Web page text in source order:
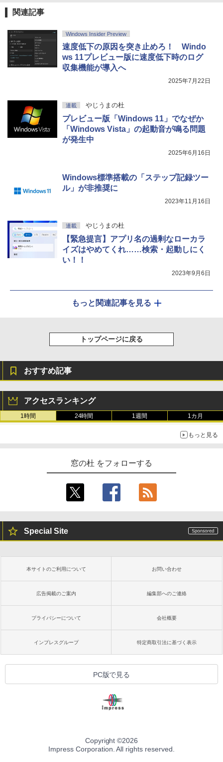
関連記事
Windows Insider Preview
速度低下の原因を突き止めろ！ Windo
ws 11プレビュー版に速度低下時のログ
収集機能が導入へ
2025年7月22日
連載 やじうまの杜
プレビュー版「Windows 11」でなぜか
「Windows Vista」の起動音が鳴る問題
が発生中
2025年6月16日
Windows標準搭載の「ステップ記録ツー
ル」が非推奨に
2023年11月16日
連載 やじうまの杜
【緊急提言】アプリ名の過剰なローカラ
イズはやめてくれ……検索・起動しにく
い！！
2023年9月6日
もっと関連記事を見る
トップページに戻る
おすすめ記事
アクセスランキング
1時間 24時間 1週間 1カ月
もっと見る
窓の杜 をフォローする
Special Site
本サイトのご利用について お問い合わせ
広告掲載のご案内 編集部へのご連絡
プライバシーについて 会社概要
インプレスグループ 特定商取引法に基づく表示
PC版で見る
Copyright ©2026
Impress Corporation. All rights reserved.